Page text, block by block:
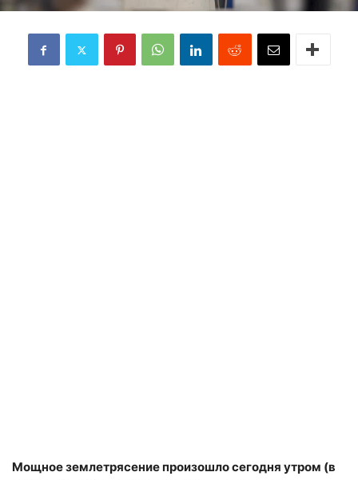
Мощное землетрясение произошло сегодня утром (в